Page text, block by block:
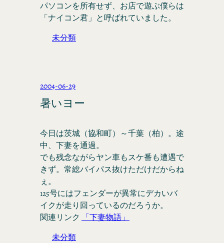
パソコンを所有せず、お店で遊ぶ僕らは
「ナイコン君」と呼ばれていました。
未分類
2004-06-29
暑いヨー
今日は茨城（協和町）～千葉（柏）。途
中、下妻を通過。
でも残念ながらヤン車もスケ番も遭遇で
きず。常総バイパス抜けただけだからね
ぇ。
125号にはフェンダーが異常にデカいバ
イクが走り回っているのだろうか。
関連リンク
「下妻物語」
未分類